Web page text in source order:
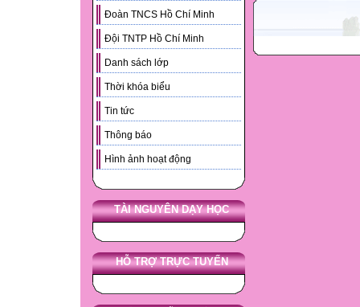
Đoàn TNCS Hồ Chí Minh
Đội TNTP Hồ Chí Minh
Danh sách lớp
Thời khóa biểu
Tin tức
Thông báo
Hình ảnh hoạt động
TÀI NGUYÊN DẠY HỌC
HỖ TRỢ TRỰC TUYẾN